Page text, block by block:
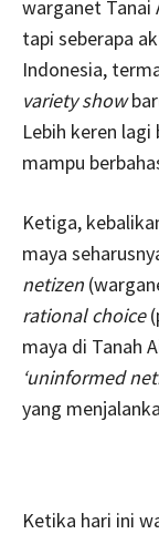
warganet Tanai
tapi seberapa
Indonesia,
variety show
Lebih keren
mampu
Ketiga,
maya
netizen
rational choice
maya di Tanah
‘uninformed
yang
Ketika hari ini